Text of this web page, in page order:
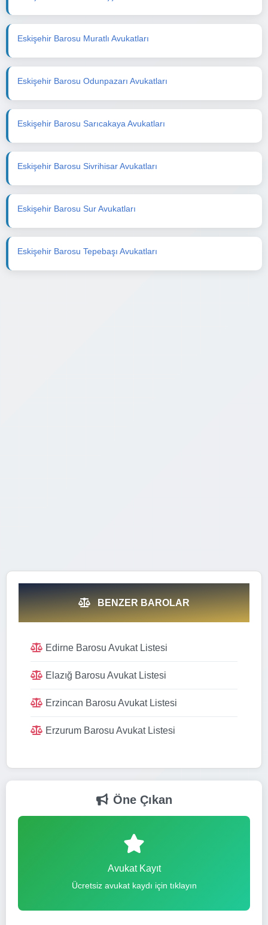
Eskişehir Barosu Muratlı Avukatları
Eskişehir Barosu Odunpazarı Avukatları
Eskişehir Barosu Sarıcakaya Avukatları
Eskişehir Barosu Sivrihisar Avukatları
Eskişehir Barosu Sur Avukatları
Eskişehir Barosu Tepebaşı Avukatları
BENZER BAROLAR
Edirne Barosu Avukat Listesi
Elazığ Barosu Avukat Listesi
Erzincan Barosu Avukat Listesi
Erzurum Barosu Avukat Listesi
Öne Çıkan
Avukat Kayıt
Ücretsiz avukat kaydı için tıklayın